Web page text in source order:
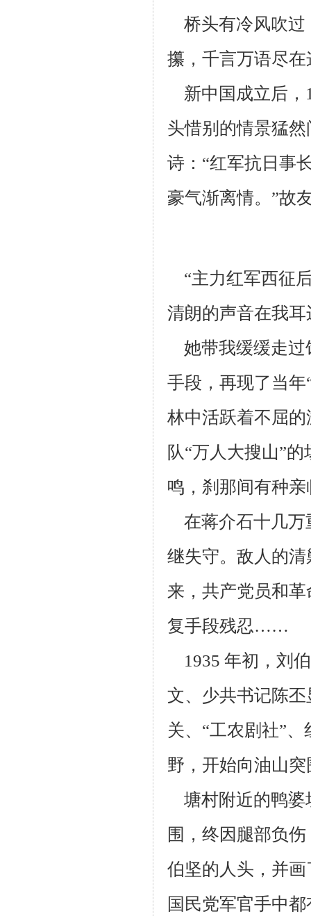
桥头有冷风吹过
攥，千言万语尽
新中国成立后，
头惜别的情景猛
诗：“红军抗日事
豪气渐离情。”故
“主力红军西征
清朗的声音在我
她带我缓缓走过
手段，再现了当
林中活跃着不屈的
队“万人大搜山”的
鸣，刹那间有种
在蒋介石十几万
继失守。敌人的
来，共产党员和
复手段残忍……
1935 年初，刘
文、少共书记陈
关、“工农剧社”
野，开始向油山突
塘村附近的鸭婆
围，终因腿部负
伯坚的人头，并
国民党军官手中都